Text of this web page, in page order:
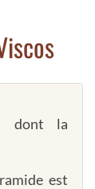
dont la
est